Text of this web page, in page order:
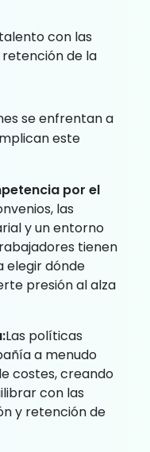
con las
de la
se enfrentan a
este
por el
las
y un entorno
tienen
elegir dónde
presión al alza
Las políticas
a menudo
costes, creando
con las
y retención de